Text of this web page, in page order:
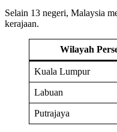
Selain 13 negeri, Malaysia
kerajaan.
Wilayah
Kuala Lumpur
Labuan
Putrajaya